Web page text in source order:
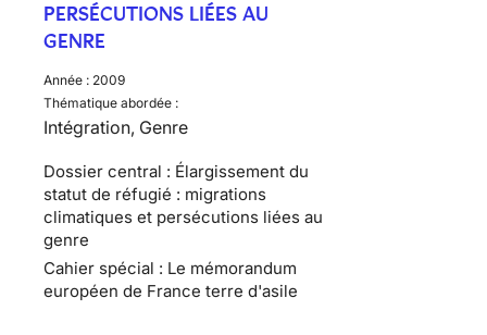
PERSÉCUTIONS LIÉES AU
GENRE
Année : 2009
Thématique abordée :
Intégration, Genre
Dossier central : Élargissement du
statut de réfugié : migrations
climatiques et persécutions liées au
genre
Cahier spécial : Le mémorandum
européen de France terre d'asile